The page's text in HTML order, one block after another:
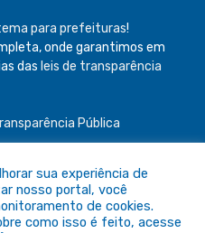
para prefeituras!
onde garantimos em
das leis de transparência
Pública
de São Félix do Araguaia
sua experiência de
nosso portal, você
de cookies.
como isso é feito, acesse